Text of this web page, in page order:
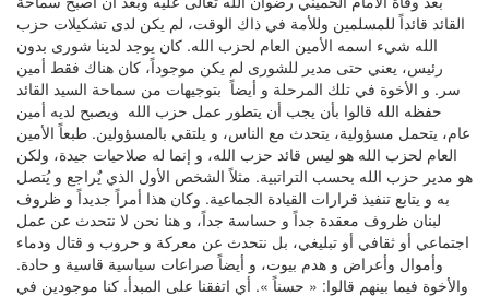
القائد قائداً للمسلمين وللأمة في ذاك الوقت، لم يكن لدى تشكيلات حزب
الله شيء اسمه الأمين العام لحزب الله. كان يوجد لدينا شورى بدون
رئيس، يعني حتى مدير للشورى لم يكن موجوداً، كان هناك فقط أمين
سر. و الأخوة في تلك المرحلة و أيضاً بتوجيهات من سماحة السيد القائد
حفظه الله قالوا بأن يجب أن يتطور عمل حزب الله ويصبح لديه أمين
عام، يتحمل مسؤولية، يتحدث مع الناس، و يلتقي بالمسؤولين. طبعاً الأمين
العام لحزب الله هو ليس قائد حزب الله، و إنما له صلاحيات جيدة، ولكن
هو مدير حزب الله بحسب التراتبية. مثلاً الشخص الأول الذي يٌراجع و يُتصل
به و يتابع تنفيذ قرارات القيادة الجماعية. وكان هذا أمراً جديداً و ظروف
لبنان ظروف معقدة جداً و حساسة جداً، و هنا نحن لا نتحدث عن عمل
اجتماعي أو ثقافي أو تبليغي، بل نتحدث عن معركة و حروب و قتال ودماء
وأموال وأعراض و هدم بيوت، و أيضاً صراعات سياسية قاسية و حادة.
والأخوة فيما بينهم قالوا: « حسناً ». أي اتفقنا على المبدأ. كنا موجودين في